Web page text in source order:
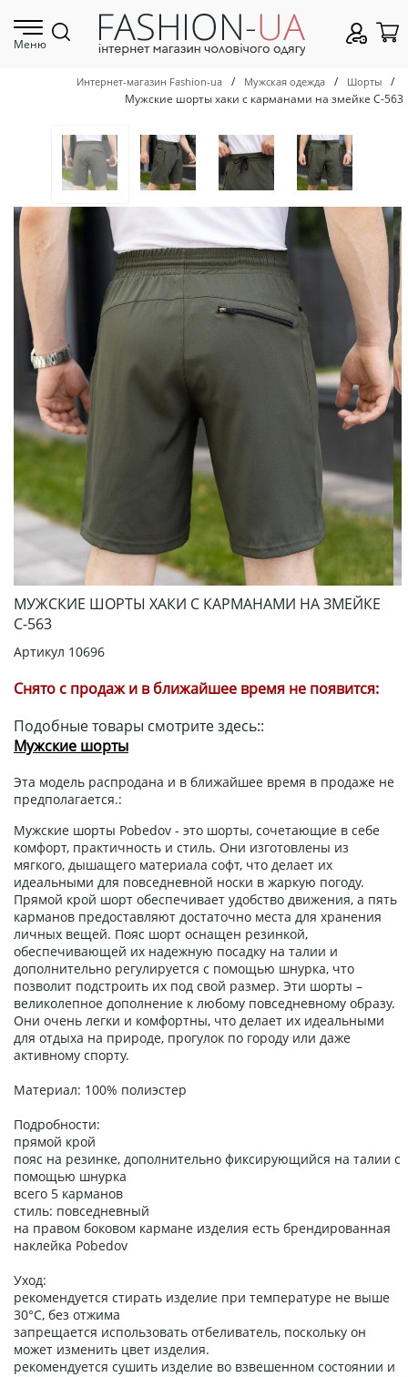
Меню
Интернет-магазин Fashion-ua / Мужская одежда / Шорты
/
Мужские шорты хаки с карманами на змейке С-563
МУЖСКИЕ ШОРТЫ ХАКИ С КАРМАНАМИ НА ЗМЕЙКЕ
С-563
Артикул 10696
Снято с продаж и в ближайшее время не появится:
Подобные товары смотрите здесь::
Мужские шорты
Эта модель распродана и в ближайшее время в продаже не
предполагается.:
Мужские шорты Pobedov - это шорты, сочетающие в себе
комфорт, практичность и стиль. Они изготовлены из
мягкого, дышащего материала софт, что делает их
идеальными для повседневной носки в жаркую погоду.
Прямой крой шорт обеспечивает удобство движения, а пять
карманов предоставляют достаточно места для хранения
личных вещей. Пояс шорт оснащен резинкой,
обеспечивающей их надежную посадку на талии и
дополнительно регулируется с помощью шнурка, что
позволит подстроить их под свой размер. Эти шорты –
великолепное дополнение к любому повседневному образу.
Они очень легки и комфортны, что делает их идеальными
для отдыха на природе, прогулок по городу или даже
активному спорту.
Материал: 100% полиэстер
Подробности:
прямой крой
пояс на резинке, дополнительно фиксирующийся на талии с
помощью шнурка
всего 5 карманов
стиль: повседневный
на правом боковом кармане изделия есть брендированная
наклейка Pobedov
Уход:
рекомендуется стирать изделие при температуре не выше
30°C, без отжима
запрещается использовать отбеливатель, поскольку он
может изменить цвет изделия.
рекомендуется сушить изделие во взвешенном состоянии и